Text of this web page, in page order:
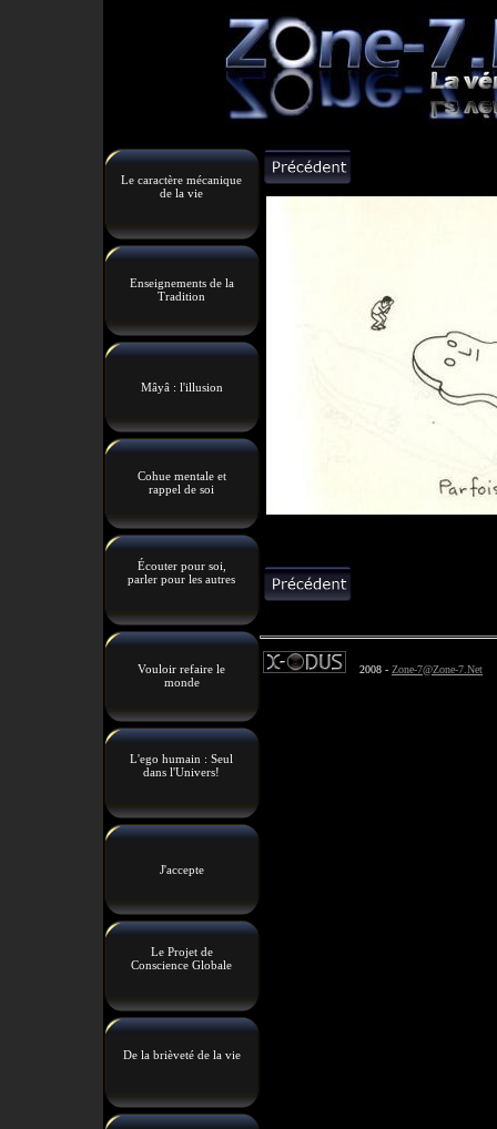
Le caractère mécanique
de la vie
Enseignements de la
Tradition
Mâyâ : l'illusion
Cohue mentale et
rappel de soi
Écouter pour soi,
parler pour les autres
Vouloir refaire le
monde
L'ego humain : Seul
dans l'Univers!
J'accepte
Le Projet de
Conscience Globale
De la brièveté de la vie
2008 - Zone-7@Zone-7.Net